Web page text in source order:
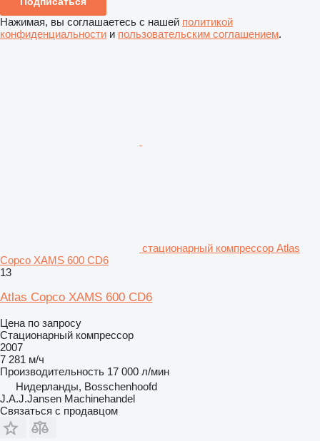
Нажимая, вы соглашаетесь с нашей политикой
конфиденциальности и пользовательским соглашением.
стационарный компрессор Atlas
Copco XAMS 600 CD6
13
Atlas Copco XAMS 600 CD6
Цена по запросу
Стационарный компрессор
2007
7 281 м/ч
Производительность 17 000 л/мин
Нидерланды, Bosschenhoofd
J.A.J.Jansen Machinehandel
Связаться с продавцом